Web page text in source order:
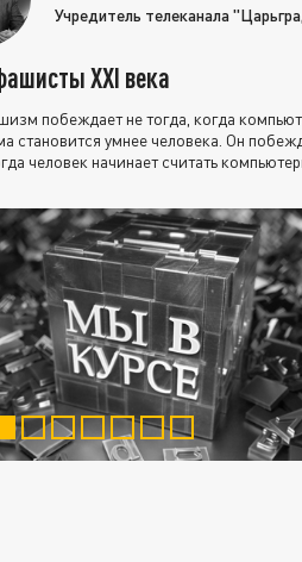
Учредитель телеканала
XXI века
побеждает не тогда, когда
становится умнее человека. Он
человек начинает считать